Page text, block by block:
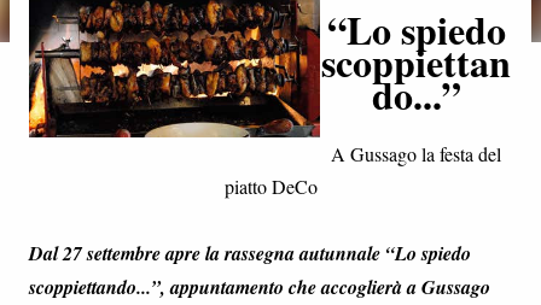
“Lo spiedo
scoppiettan
do...”
A Gussago la festa del
piatto DeCo
Dal 27 settembre apre la rassegna autunnale “Lo spiedo
scoppiettando...”, appuntamento che accoglierà a Gussago